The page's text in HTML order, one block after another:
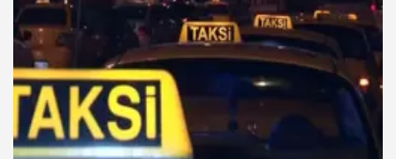
21.08.2025 Gündem